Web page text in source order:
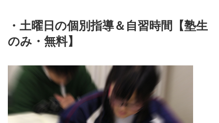
・土曜日の個別指導＆自習時間【塾生
のみ・無料】